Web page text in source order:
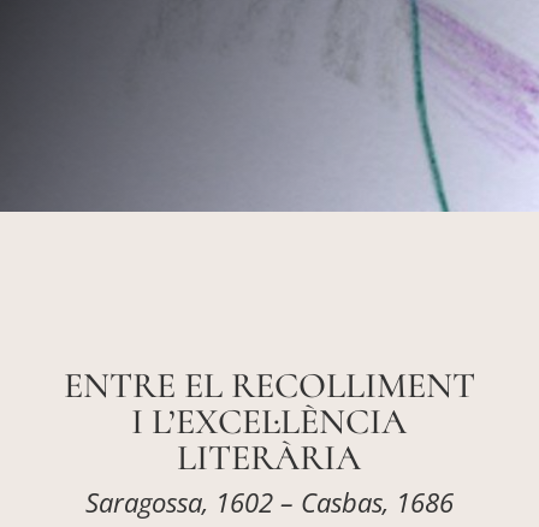
ENTRE EL RECOLLIMENT
I L’EXCEL·LÈNCIA
LITERÀRIA
Saragossa, 1602 – Casbas, 1686